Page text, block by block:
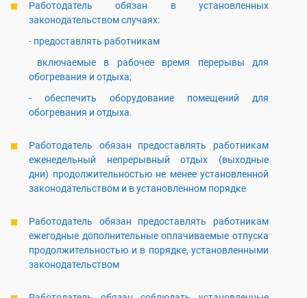
Работодатель обязан в установленных
законодательством случаях:
- предоставлять работникам
включаемые в рабочее время перерывы для
обогревания и отдыха;
- обеспечить оборудование помещений для
обогревания и отдыха.
Работодатель обязан предоставлять работникам
еженедельный непрерывный отдых (выходные
дни) продолжительностью не менее установленной
законодательством и в установленном порядке
Работодатель обязан предоставлять работникам
ежегодные дополнительные оплачиваемые отпуска
продолжительностью и в порядке, установленными
законодательством